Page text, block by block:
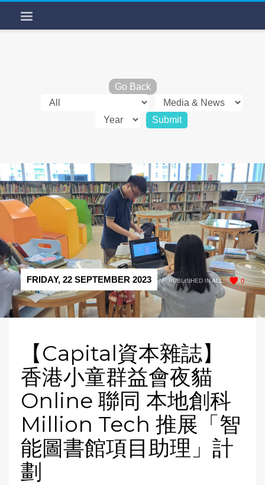
Go Back
0
FRIDAY, 22 SEPTEMBER 2023 / PUBLISHED INALL,
SMART EDUCATION
【Capital資本雜誌】
香港小童群益會夜貓
Online 聯同 本地創科
Million Tech 推展「智
能圖書館項目助理」計
劃